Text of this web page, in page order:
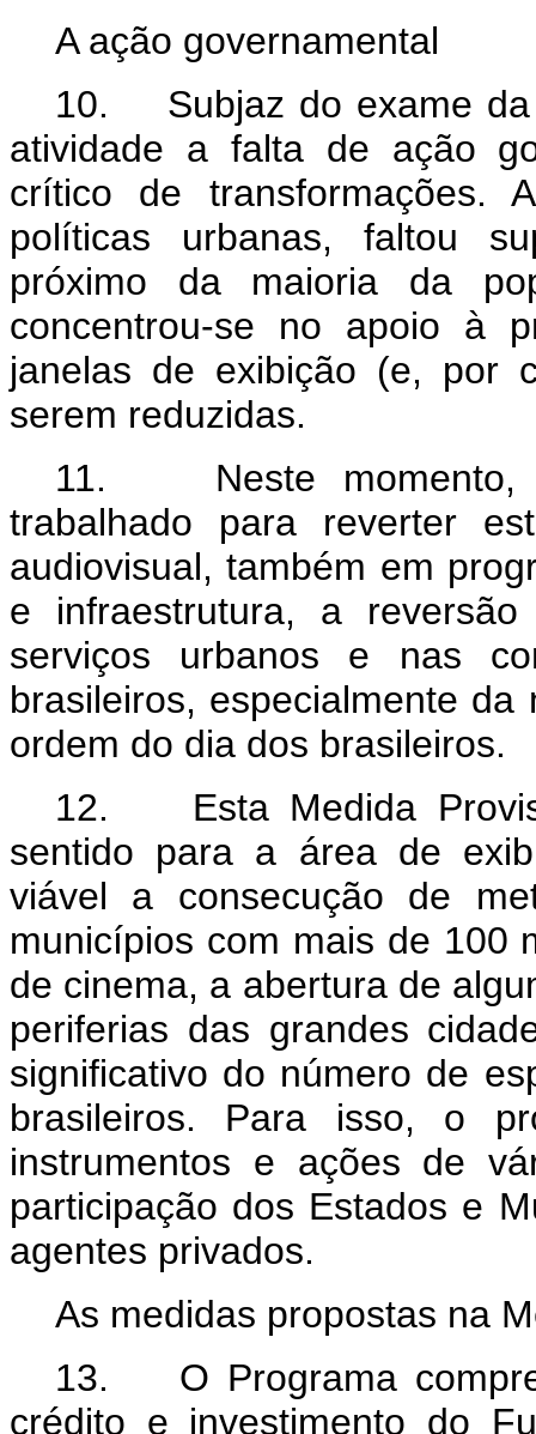
A ação governamental
10. Subjaz do exame da
atividade a falta de ação
crítico de transformações.
políticas urbanas, faltou
próximo da maioria da
concentrou-se no apoio à
janelas de exibição (e, por
serem reduzidas.
11. Neste momento,
trabalhado para reverter
audiovisual, também em
e infraestrutura, a
serviços urbanos e nas
brasileiros, especialmente
ordem do dia dos brasileiros.
12. Esta Medida
sentido para a área de
viável a consecução de
municípios com mais de 100
de cinema, a abertura de
periferias das grandes
significativo do número de
brasileiros. Para isso, o
instrumentos e ações de
participação dos Estados e
agentes privados.
As medidas propostas na
13. O Programa
crédito e investimento do